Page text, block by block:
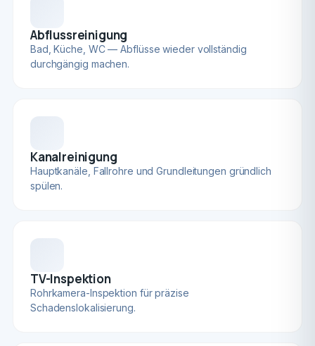
Abflussreinigung
Bad, Küche, WC — Abflüsse wieder vollständig
durchgängig machen.
Kanalreinigung
Hauptkanäle, Fallrohre und Grundleitungen gründlich
spülen.
TV-Inspektion
Rohrkamera-Inspektion für präzise
Schadenslokalisierung.